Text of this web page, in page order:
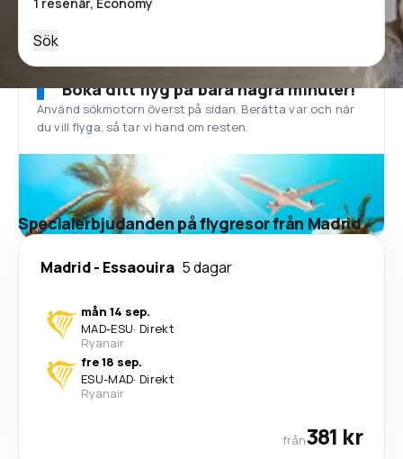
Sök
Boka ditt flyg på bara några minuter!
Använd sökmotorn överst på sidan. Berätta var och när
du vill flyga, så tar vi hand om resten.
Specialerbjudanden på flygresor från Madrid
Madrid- Essaouira 5 dagar
mån 14 sep.
MAD-ESU· Direkt
Ryanair
fre 18 sep.
ESU-MAD· Direkt
Ryanair
från381 kr